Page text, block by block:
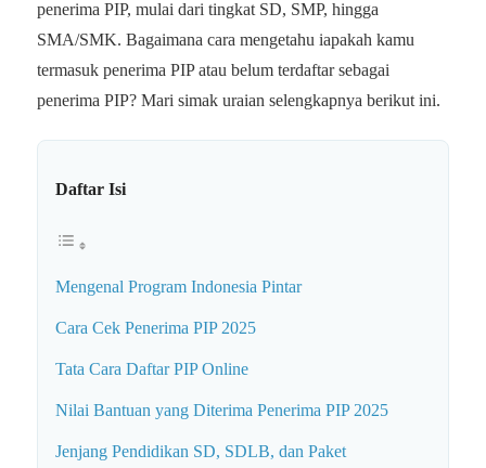
penerima PIP, mulai dari tingkat SD, SMP, hingga
SMA/SMK. Bagaimana cara mengetahu iapakah kamu
termasuk penerima PIP atau belum terdaftar sebagai
penerima PIP? Mari simak uraian selengkapnya berikut ini.
Daftar Isi
Mengenal Program Indonesia Pintar
Cara Cek Penerima PIP 2025
Tata Cara Daftar PIP Online
Nilai Bantuan yang Diterima Penerima PIP 2025
Jenjang Pendidikan SD, SDLB, dan Paket